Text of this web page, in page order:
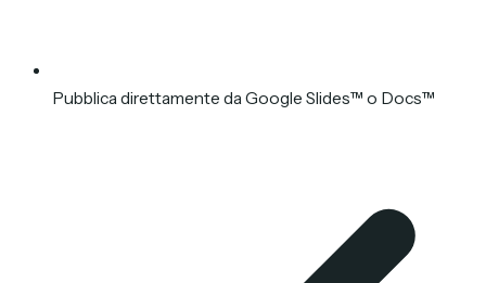
Pubblica direttamente da Google Slides™ o Docs™